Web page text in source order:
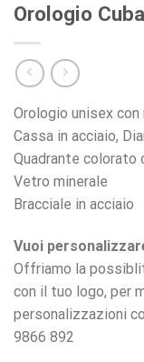
Orologio
Orologio unisex
Cassa in acciaio,
Quadrante colorato
Vetro minerale
Bracciale in acciaio
Vuoi
Offriamo la
con il tuo logo, per
personalizzazioni
9866 892